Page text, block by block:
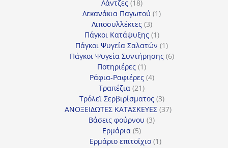
Λάντζες 1818
προϊόντα
Λεκανάκια Παγωτού 11
Λιποσυλλέκτες 33
προϊόντα
Πάγκοι Κατάψυξης 11
προϊόν
Πάγκοι Ψυγεία Σαλατών 11
προϊόν
Πάγκοι Ψυγεία Συντήρησης 66
Ποτηριέρες 11
προϊόν
Ράφια-Ραφιέρες 44
Τραπέζια 2121
προϊόντα
Τρόλεϊ Σερβιρίσματος 33
προϊόντα
ΑΝΟΞΕΙΔΩΤΕΣ ΚΑΤΑΣΚΕΥΕΣ 3737
Βάσεις φούρνου 33
Ερμάρια 55
προϊόντα
Ερμάριο επιτοίχιο 11